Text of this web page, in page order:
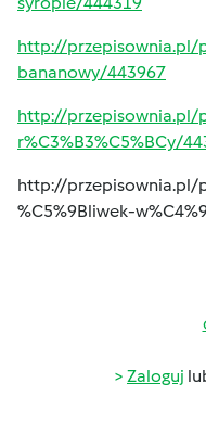
http://przepisownia.pl/
bananowy/443967
http://przepisownia.pl/
r%C3%B3%C5%BCy/
http://przepisownia.pl/
%C5%9Bliwek-
Zaloguj